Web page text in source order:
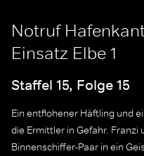
Notruf
Einsatz Elbe 1
Staffel 15, Folge 15
Ein entflohener Häftling und
die Ermittler in Gefahr.
Binnenschiffer-Paar in ein